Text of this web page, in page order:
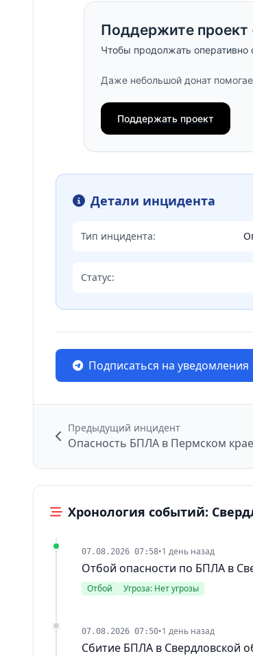
Поддержите
Чтобы продолжать
Даже небольшой донат
Поддержать проект
Детали инцидента
Тип инцидента:
Статус:
Подписаться на уведомления
Предыдущий инцидент
Опасность БПЛА в Пермском крае
Хронология событий:
07.08.2026 07:58•1 день назад
Отбой опасности по БПЛА в
Отбой Угроза: Нет угрозы
07.08.2026 07:50•1 день назад
Сбитие БПЛА в Свердловской